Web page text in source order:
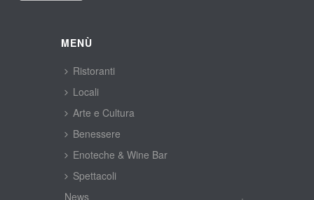
MENÙ
Ristoranti
Locali
Arte e Cultura
Benessere
Enoteche & Wine Bar
Spettacoli
New